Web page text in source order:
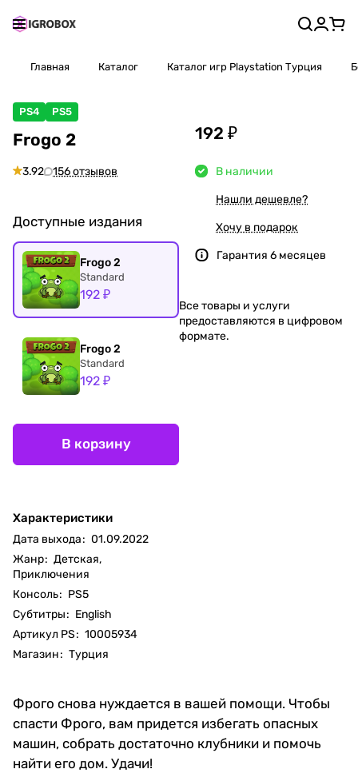
Главная Каталог Каталог игр Playstation Турция
PS4 PS5
Frogo 2
3.92 156 отзывов
Доступные издания
Frogo 2
Standard
192 ₽
Frogo 2
Standard
192 ₽
В корзину
Характеристики
Дата выхода: 01.09.2022
Жанр: Детская,
Приключения
Консоль: PS5
Субтитры: English
Артикул PS: 10005934
Магазин: Турция
192 ₽
В наличии
Нашли дешевле?
Хочу в подарок
Гарантия 6 месяцев
Все товары и услуги
предоставляются в цифровом
формате.
Фрого снова нуждается в вашей помощи. Чтобы
спасти Фрого, вам придется избегать опасных
машин, собрать достаточно клубники и помочь
найти его дом. Удачи!